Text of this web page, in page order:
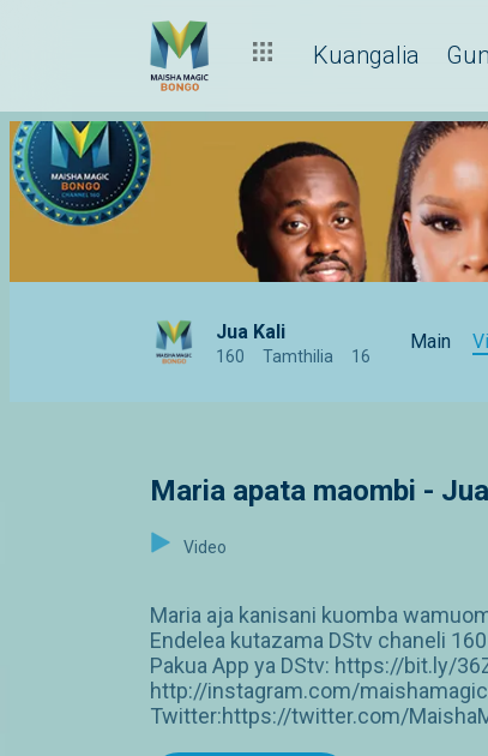
Kuangalia
Jua Kali
160 Tamthilia 16
Main
Maria apata maombi -
Video
Maria aja kanisani kuomba
Endelea kutazama DStv chaneli
Pakua App ya DStv: https://bit.ly/
http://instagram.com/
Twitter:https://twitter.com/